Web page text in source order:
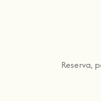
Reserva,